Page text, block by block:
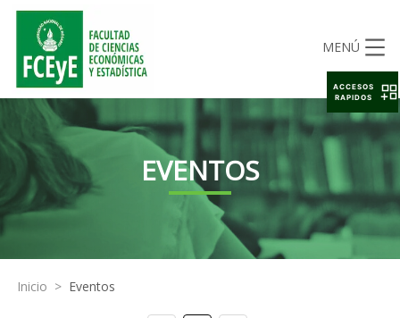
MENÚ
EVENTOS
Inicio > Eventos
ACCESOS
RAPIDOS